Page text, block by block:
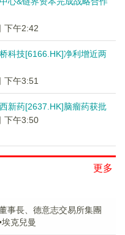
下午2:42
科技[6166.HK]净利增近两
下午3:51
新药[2637.HK]脑瘤药获批
下午3:50
更多
事長、德意志交易所集團
克兒曼